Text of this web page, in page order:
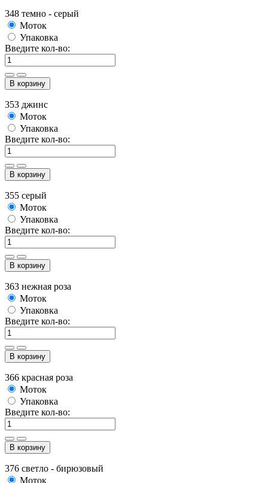
348 темно - серый
Моток
Упаковка
Введите кол-во:
В корзину
353 джинс
Моток
Упаковка
Введите кол-во:
В корзину
355 серый
Моток
Упаковка
Введите кол-во:
В корзину
363 нежная роза
Моток
Упаковка
Введите кол-во:
В корзину
366 красная роза
Моток
Упаковка
Введите кол-во:
В корзину
376 светло - бирюзовый
Моток